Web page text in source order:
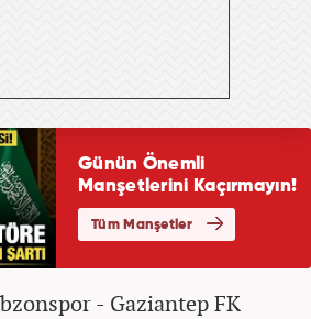
- Gaziantep FK